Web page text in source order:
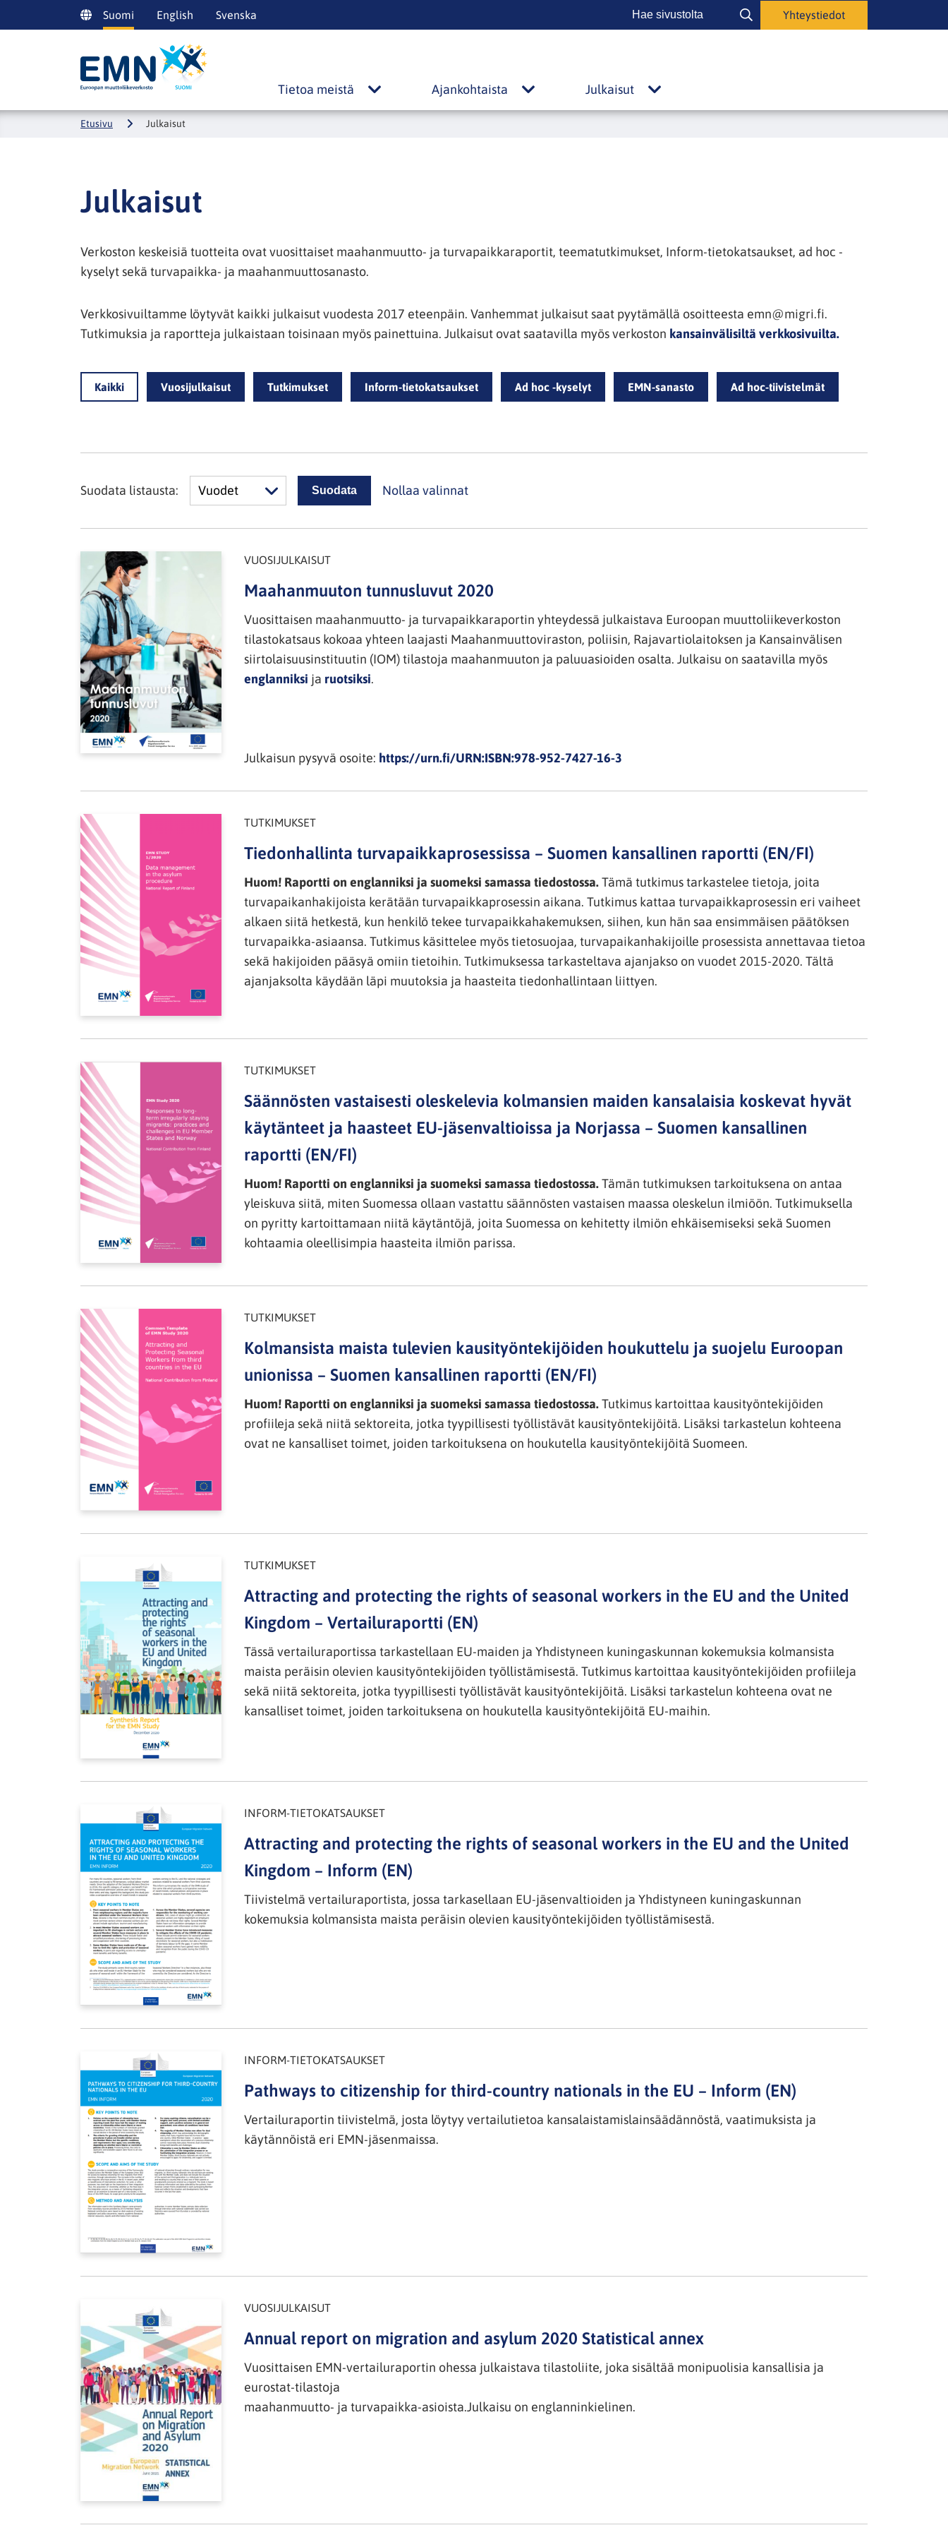
Siirry
sisältöön
Suomi English Svenska
Hae
sivustolta
Hae
sivustolta
Yhteystiedot
Etusivulle
Tietoa meistä
Tietoa
meistä
Ajankohtaista
Ajankohtaista
alasivut
Julkaisut
Julkaisut
alasivut
Etusivu Julkaisut
Julkaisut
Verkoston keskeisiä tuotteita ovat vuosittaiset maahanmuutto- ja turvapaikkaraportit, teematutkimukset, Inform-tietokatsaukset, ad hoc -
kyselyt sekä turvapaikka- ja maahanmuuttosanasto.
Verkkosivuiltamme löytyvät kaikki julkaisut vuodesta 2017 eteenpäin. Vanhemmat julkaisut saat pyytämällä osoitteesta emn@migri.fi.
Tutkimuksia ja raportteja julkaistaan toisinaan myös painettuina. Julkaisut ovat saatavilla myös verkoston kansainvälisiltä verkkosivuilta.
Kaikki Vuosijulkaisut Tutkimukset Inform-tietokatsaukset Ad hoc -kyselyt EMN-sanasto Ad hoc-tiivistelmät
Suodata listausta: Vuodet Nollaa valinnat
VUOSIJULKAISUT
Maahanmuuton tunnusluvut 2020
Vuosittaisen maahanmuutto- ja turvapaikkaraportin yhteydessä julkaistava Euroopan muuttoliikeverkoston
tilastokatsaus kokoaa yhteen laajasti Maahanmuuttoviraston, poliisin, Rajavartiolaitoksen ja Kansainvälisen
siirtolaisuusinstituutin (IOM) tilastoja maahanmuuton ja paluuasioiden osalta. Julkaisu on saatavilla myös
englanniksi ja ruotsiksi.
Julkaisun pysyvä osoite: https://urn.fi/URN:ISBN:978-952-7427-16-3
TUTKIMUKSET
Tiedonhallinta turvapaikkaprosessissa – Suomen kansallinen raportti (EN/FI)
Huom! Raportti on englanniksi ja suomeksi samassa tiedostossa.Tämä tutkimus tarkastelee tietoja, joita
turvapaikanhakijoista kerätään turvapaikkaprosessin aikana. Tutkimus kattaa turvapaikkaprosessin eri vaiheet
alkaen siitä hetkestä, kun henkilö tekee turvapaikkahakemuksen, siihen, kun hän saa ensimmäisen päätöksen
turvapaikka-asiaansa. Tutkimus käsittelee myös tietosuojaa, turvapaikanhakijoille prosessista annettavaa tietoa
sekä hakijoiden pääsyä omiin tietoihin. Tutkimuksessa tarkasteltava ajanjakso on vuodet 2015-2020. Tältä
ajanjaksolta käydään läpi muutoksia ja haasteita tiedonhallintaan liittyen.
TUTKIMUKSET
Säännösten vastaisesti oleskelevia kolmansien maiden kansalaisia koskevat hyvät
käytänteet ja haasteet EU-jäsenvaltioissa ja Norjassa – Suomen kansallinen
raportti (EN/FI)
Huom! Raportti on englanniksi ja suomeksi samassa tiedostossa.Tämän tutkimuksen tarkoituksena on antaa
yleiskuva siitä, miten Suomessa ollaan vastattu säännösten vastaisen maassa oleskelun ilmiöön. Tutkimuksella
on pyritty kartoittamaan niitä käytäntöjä, joita Suomessa on kehitetty ilmiön ehkäisemiseksi sekä Suomen
kohtaamia oleellisimpia haasteita ilmiön parissa.
TUTKIMUKSET
Kolmansista maista tulevien kausityöntekijöiden houkuttelu ja suojelu Euroopan
unionissa – Suomen kansallinen raportti (EN/FI)
Huom! Raportti on englanniksi ja suomeksi samassa tiedostossa.Tutkimus kartoittaa kausityöntekijöiden
profiileja sekä niitä sektoreita, jotka tyypillisesti työllistävät kausityöntekijöitä. Lisäksi tarkastelun kohteena
ovat ne kansalliset toimet, joiden tarkoituksena on houkutella kausityöntekijöitä Suomeen.
TUTKIMUKSET
Attracting and protecting the rights of seasonal workers in the EU and the United
Kingdom – Vertailuraportti (EN)
Tässä vertailuraportissa tarkastellaan EU-maiden ja Yhdistyneen kuningaskunnan kokemuksia kolmansista
maista peräisin olevien kausityöntekijöiden työllistämisestä. Tutkimus kartoittaa kausityöntekijöiden profiileja
sekä niitä sektoreita, jotka tyypillisesti työllistävät kausityöntekijöitä. Lisäksi tarkastelun kohteena ovat ne
kansalliset toimet, joiden tarkoituksena on houkutella kausityöntekijöitä EU-maihin.
INFORM-TIETOKATSAUKSET
Attracting and protecting the rights of seasonal workers in the EU and the United
Kingdom – Inform (EN)
Tiivistelmä vertailuraportista, jossa tarkasellaan EU-jäsenvaltioiden ja Yhdistyneen kuningaskunnan
kokemuksia kolmansista maista peräisin olevien kausityöntekijöiden työllistämisestä.
INFORM-TIETOKATSAUKSET
Pathways to citizenship for third-country nationals in the EU – Inform (EN)
Vertailuraportin tiivistelmä, josta löytyy vertailutietoa kansalaistamislainsäädännöstä, vaatimuksista ja
käytännöistä eri EMN-jäsenmaissa.
VUOSIJULKAISUT
Annual report on migration and asylum 2020 Statistical annex
Vuosittaisen EMN-vertailuraportin ohessa julkaistava tilastoliite, joka sisältää monipuolisia kansallisia ja
eurostat-tilastoja
maahanmuutto- ja turvapaikka-asioista.Julkaisu on englanninkielinen.